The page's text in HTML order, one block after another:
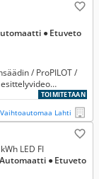
● Etuveto
/ ProPILOT /
TOIMITETAAN
Vaihtoautomaa Lahti
LED FI
● Etuveto